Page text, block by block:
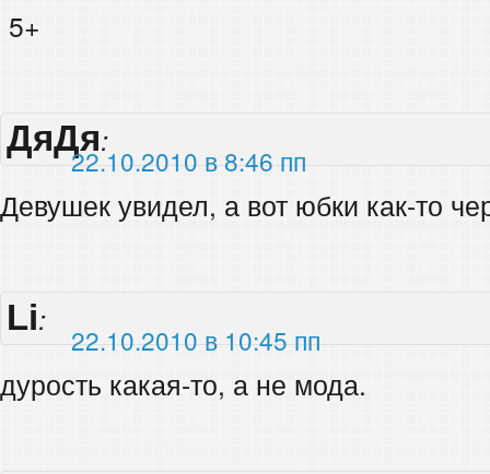
5+
ДяДя:
22.10.2010 в 8:46 пп
Девушек увидел, а вот юбки как-то
Li:
22.10.2010 в 10:45 пп
дурость какая-то, а не мода.